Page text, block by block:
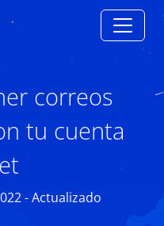
correos
tu cuenta
- Actualizado